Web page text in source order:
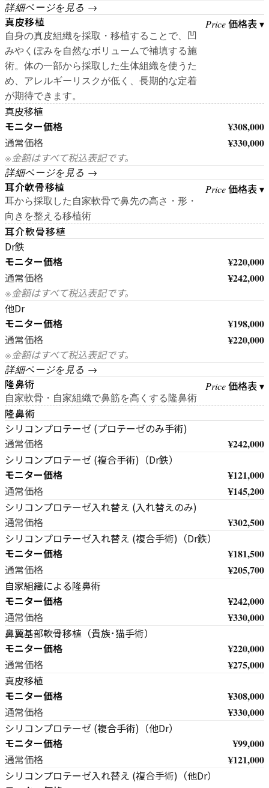
詳細ページを見る →
真皮移植
自身の真皮組織を採取・移植することで、凹
みやくぼみを自然なボリュームで補填する施
術。体の一部から採取した生体組織を使うた
め、アレルギーリスクが低く、長期的な定着
が期待できます。
Price価格表 ▾
真皮移植
モニター価格 ¥308,000
通常価格 ¥330,000
※金額はすべて税込表記です。
詳細ページを見る →
耳介軟骨移植
耳から採取した自家軟骨で鼻先の高さ・形・
向きを整える移植術
Price価格表 ▾
耳介軟骨移植
Dr鉄
モニター価格 ¥220,000
通常価格 ¥242,000
※金額はすべて税込表記です。
他Dr
モニター価格 ¥198,000
通常価格 ¥220,000
※金額はすべて税込表記です。
詳細ページを見る →
隆鼻術
自家軟骨・自家組織で鼻筋を高くする隆鼻術
Price価格表 ▾
隆鼻術
シリコンプロテーゼ (プロテーゼのみ手術)
通常価格 ¥242,000
シリコンプロテーゼ (複合手術)（Dr鉄）
モニター価格 ¥121,000
通常価格 ¥145,200
シリコンプロテーゼ入れ替え (入れ替えのみ)
通常価格 ¥302,500
シリコンプロテーゼ入れ替え (複合手術)（Dr鉄）
モニター価格 ¥181,500
通常価格 ¥205,700
自家組織による隆鼻術
モニター価格 ¥242,000
通常価格 ¥330,000
鼻翼基部軟骨移植（貴族･猫手術）
モニター価格 ¥220,000
通常価格 ¥275,000
真皮移植
モニター価格 ¥308,000
通常価格 ¥330,000
シリコンプロテーゼ (複合手術)（他Dr）
モニター価格 ¥99,000
通常価格 ¥121,000
シリコンプロテーゼ入れ替え (複合手術)（他Dr）